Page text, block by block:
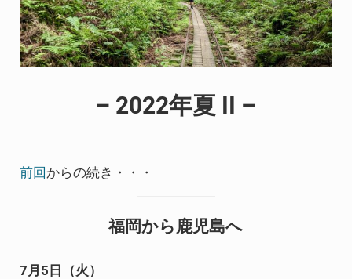
– 2022年夏 II –
前回 からの続き・・・
福岡から鹿児島へ
7月5日（火）